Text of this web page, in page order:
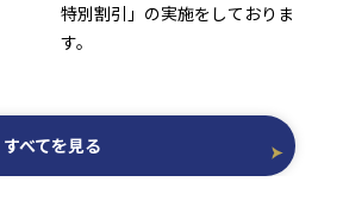
特別割引」の実施をしておりま
す。
すべてを見る